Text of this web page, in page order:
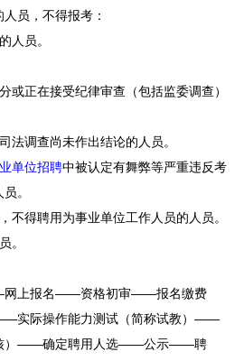
员，不得报考：
人员。
或正在接受纪律审查（包括监委调查）
法调查尚未作出结论的人员。
单位招聘中被认定有舞弊等严重违反考
。
不得聘用为事业单位工作人员的人员。
。
网上报名——资格初审——报名缴费
际操作能力测试（简称试教）——
）——确定聘用人选——公示——聘